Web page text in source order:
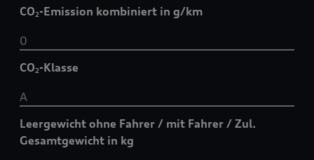
CO2-Emission kombiniert in g/km
0
CO2-Klasse
A
Leergewicht ohne Fahrer / mit Fahrer / Zul.
Gesamtgewicht in kg